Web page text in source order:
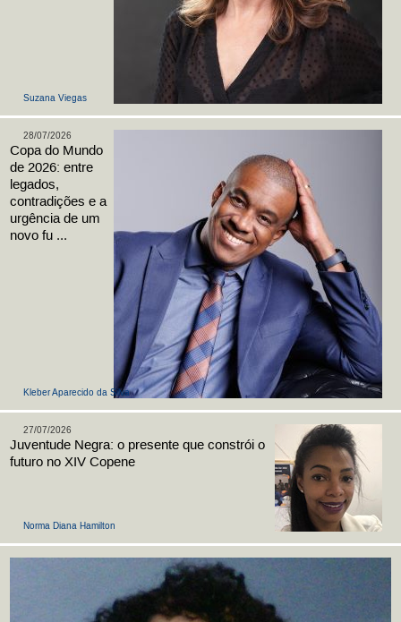
Suzana Viegas
Kleber Aparecido da Silva
28/07/2026
Copa do Mundo
de 2026: entre
legados,
contradições e a
urgência de um
novo fu ...
Norma Diana Hamilton
27/07/2026
Juventude Negra: o presente que constrói o
futuro no XIV Copene